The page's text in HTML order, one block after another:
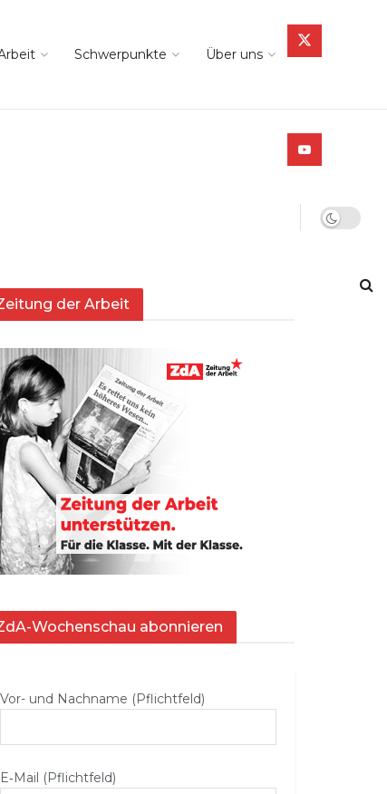
Schwerpunkte Über uns
der Arbeit
Wochenschau abonnieren
Vor- und Nachname (Pflichtfeld)
E‑Mail (Pflichtfeld)